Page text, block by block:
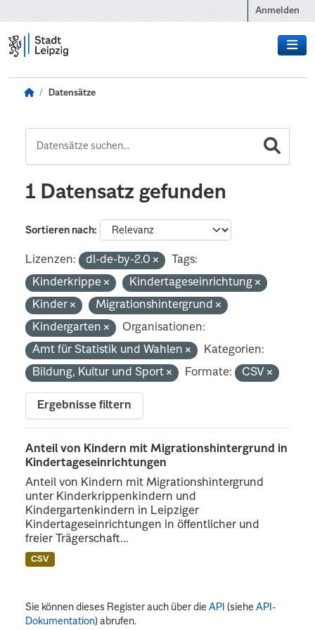
Anmelden
Datensätze
1 Datensatz gefunden
Sortieren nach
Lizenzen: dl-de-by-2.0
Tags:
Kinderkrippe
Kindertageseinrichtung
Kinder
Migrationshintergrund
Kindergarten
Organisationen:
Amt für Statistik und Wahlen
Kategorien:
Bildung, Kultur und Sport
Formate: CSV
Ergebnisse filtern
Anteil von Kindern mit Migrationshintergrund in
Kindertageseinrichtungen
Anteil von Kindern mit Migrationshintergrund
unter Kinderkrippenkindern und
Kindergartenkindern in Leipziger
Kindertageseinrichtungen in öffentlicher und
freier Trägerschaft...
CSV
Sie können dieses Register auch über dieAPI (sieheAPI-
Dokumentation) abrufen.